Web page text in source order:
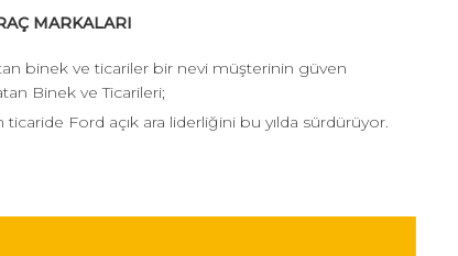
MARKALARI
binek ve ticariler bir nevi müşterinin güven
Binek ve Ticarileri;
Ford açık ara liderliğini bu yılda sürdürüyor.